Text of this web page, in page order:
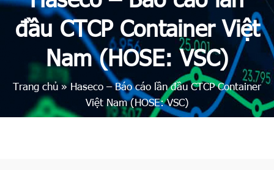
đầu CTCP Container Việt
Nam (HOSE: VSC)
Trang chủ»Haseco – Báo cáo lần đầu CTCP Container
Việt Nam (HOSE: VSC)